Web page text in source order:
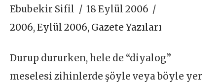
Ebubekir Sifil
18 Eylül 2006
2006,Eylül 2006, Gazete Yazıları
Durup dururken, hele de “diyalog”
meselesi zihinlerde şöyle veya böyle yer